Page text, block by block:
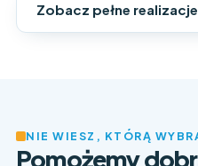
Zobacz pełne
NIE WIESZ, KTÓRĄ
Pomożemy